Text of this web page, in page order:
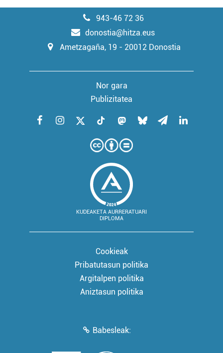
943-46 72 36
donostia@hitza.eus
Ametzagaña, 19 - 20012 Donostia
Nor gara
Publizitatea
KUDEAKETA AURRERATUARI
DIPLOMA
Cookieak
Pribatutasun politika
Argitalpen politika
Aniztasun politika
Babesleak: